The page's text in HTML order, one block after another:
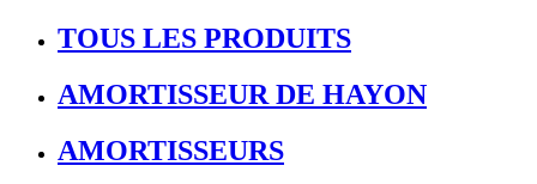
TOUS LES PRODUITS
AMORTISSEUR DE HAYON
AMORTISSEURS